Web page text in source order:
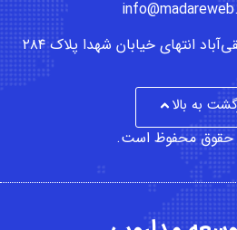
انتهای خیابان شهدا پلاک ۲۸۴
به بالا
حقوق محفوظ است.